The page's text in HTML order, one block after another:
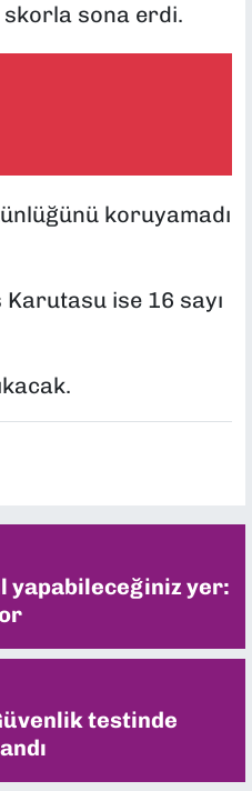
skorla sona erdi.
koruyamadı
ise 16 sayı
yapabileceğiniz yer:
testinde